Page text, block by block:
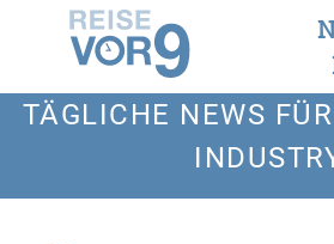
TÄGLICHE NEWS